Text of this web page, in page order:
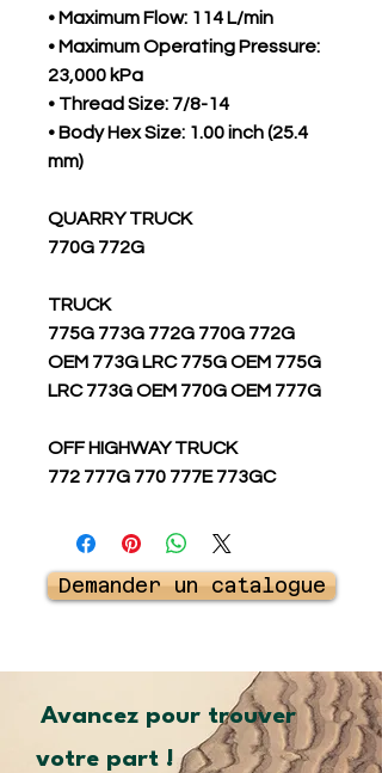
• Maximum Flow: 114 L/min
• Maximum Operating Pressure:
23,000 kPa
• Thread Size: 7/8-14
• Body Hex Size: 1.00 inch (25.4
mm)
QUARRY TRUCK
770G 772G
TRUCK
775G 773G 772G 770G 772G
OEM 773G LRC 775G OEM 775G
LRC 773G OEM 770G OEM 777G
OFF HIGHWAY TRUCK
772 777G 770 777E 773GC
Demander un catalogue
Avancez pour trouver
votre part !